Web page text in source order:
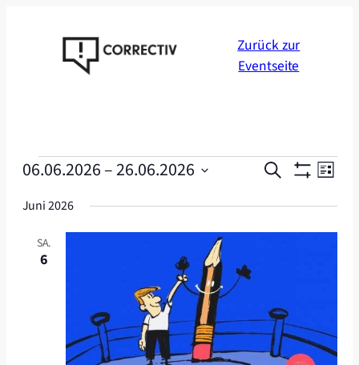
Zurück zur
Eventseite
Veranstaltungen Suche Liste
06.06.2026 – 26.06.2026
wählen.
Juni 2026
SA.
6